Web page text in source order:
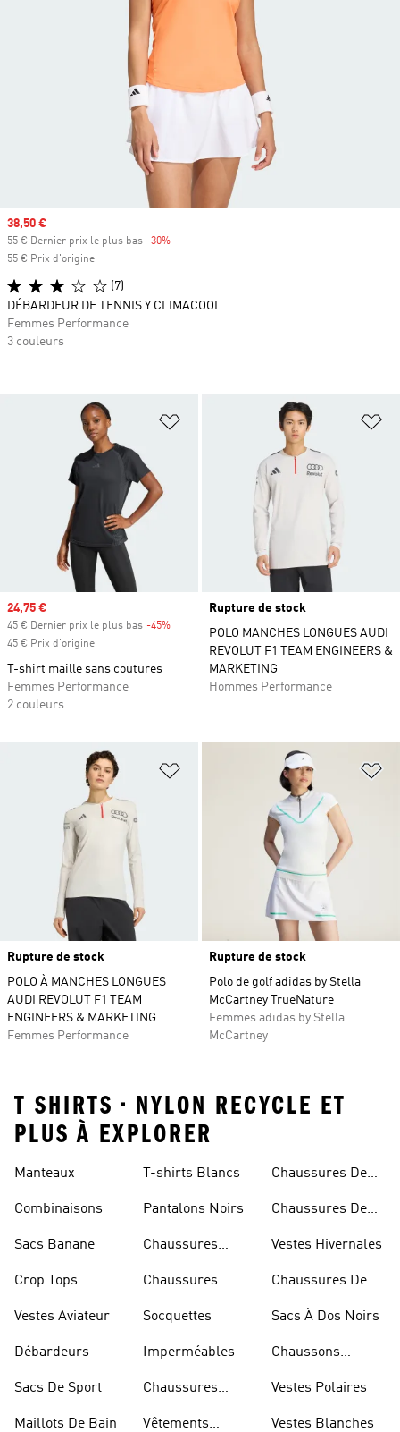
Ajouter à la Liste de produits
Prix soldé
24,75 €
45 € Dernier prix le plus bas -45%
45 € Prix d'origine
T-shirt maille sans coutures
Femmes Performance
2 couleurs
Rupture de stock
POLO MANCHES LONGUES AUDI
REVOLUT F1 TEAM ENGINEERS &
MARKETING
Hommes Performance
Ajouter à la Liste de produits
Rupture de stock
POLO À MANCHES LONGUES
AUDI REVOLUT F1 TEAM
ENGINEERS & MARKETING
Femmes Performance
Rupture de stock
Polo de golf adidas by Stella
McCartney TrueNature
Femmes adidas by Stella
McCartney
Prix soldé
38,50 €
55 € Dernier prix le plus bas -30%
55 € Prix d'origine
(7)
DÉBARDEUR DE TENNIS Y CLIMACOOL
Femmes Performance
3 couleurs
T SHIRTS • NYLON RECYCLE ET
PLUS À EXPLORER
Manteaux
Combinaisons
Sacs Banane
Crop Tops
Vestes Aviateur
Débardeurs
Sacs De Sport
Maillots De Bain
T-shirts Blancs
Pantalons Noirs
Chaussures
Chaussures
Socquettes
Imperméables
Chaussures
Vêtements
Chaussures De
Chaussures De
Vestes Hivernales
Chaussures De
Sacs À Dos Noirs
Chaussons
Vestes Polaires
Vestes Blanches